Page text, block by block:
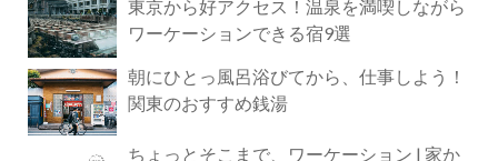
東京から好アクセス！温泉を満喫しながら
ワーケーションできる宿9選
朝にひとっ風呂浴びてから、仕事しよう！
関東のおすすめ銭湯
ちょっとそこまで、ワーケーション | 家か